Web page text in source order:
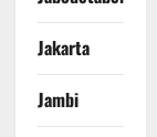
Jakarta
Jambi